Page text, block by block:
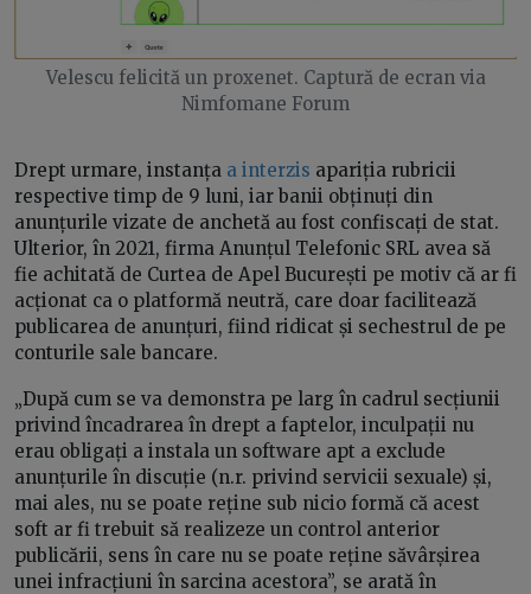
Velescu felicită un proxenet. Captură de ecran via
Nimfomane Forum
Drept urmare, instanța a interzis apariția rubricii
respective timp de 9 luni, iar banii obținuți din
anunțurile vizate de anchetă au fost confiscați de stat.
Ulterior, în 2021, firma Anunțul Telefonic SRL avea să
fie achitată de Curtea de Apel București pe motiv că ar fi
acționat ca o platformă neutră, care doar facilitează
publicarea de anunțuri, fiind ridicat și sechestrul de pe
conturile sale bancare.
„După cum se va demonstra pe larg în cadrul secțiunii
privind încadrarea în drept a faptelor, inculpații nu
erau obligați a instala un software apt a exclude
anunțurile în discuție (n.r. privind servicii sexuale) și,
mai ales, nu se poate reține sub nicio formă că acest
soft ar fi trebuit să realizeze un control anterior
publicării, sens în care nu se poate reține săvârșirea
unei infracțiuni în sarcina acestora”, se arată în